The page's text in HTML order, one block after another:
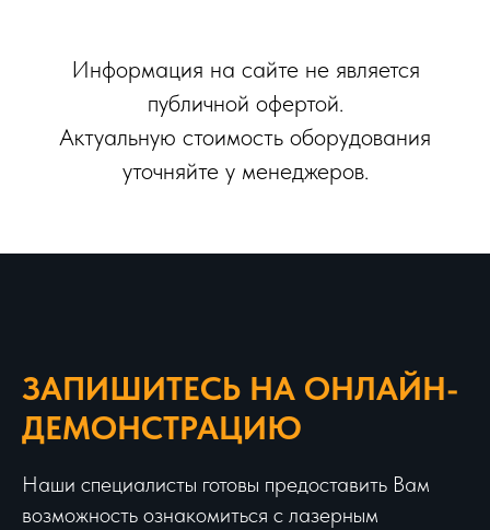
Информация на сайте не является
публичной офертой.
Актуальную стоимость оборудования
уточняйте у менеджеров.
ЗАПИШИТЕСЬ НА ОНЛАЙН-
ДЕМОНСТРАЦИЮ
Наши специалисты готовы предоставить Вам
возможность ознакомиться с лазерным